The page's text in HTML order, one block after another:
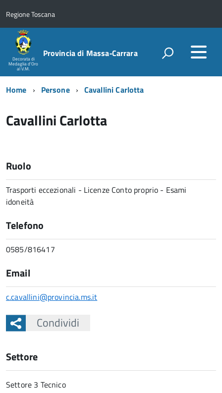
Regione Toscana
Decorata di
Medaglia d'Oro
al V.M.
Provincia di Massa‑Carrara
Home Persone Cavallini Carlotta
Cavallini Carlotta
Ruolo
Trasporti eccezionali - Licenze Conto proprio - Esami
idoneità
Telefono
0585/816417
Email
c.cavallini@provincia.ms.it
Condividi
Settore
Settore 3 Tecnico